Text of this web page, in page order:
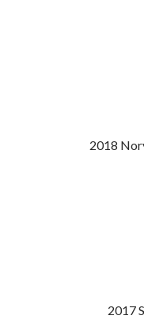
2018
2017